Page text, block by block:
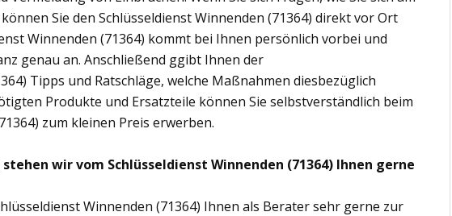
Sie den Schlüsseldienst Winnenden (71364) direkt vor Ort
Winnenden (71364) kommt bei Ihnen persönlich vorbei und
genau an. Anschließend ggibt Ihnen der
Tipps und Ratschläge, welche Maßnahmen diesbezüglich
Produkte und Ersatzteile können Sie selbstverständlich beim
zum kleinen Preis erwerben.
wir vom Schlüsseldienst Winnenden (71364) Ihnen gerne
Winnenden (71364) Ihnen als Berater sehr gerne zur